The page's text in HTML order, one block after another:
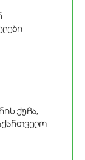
ქუჩა,